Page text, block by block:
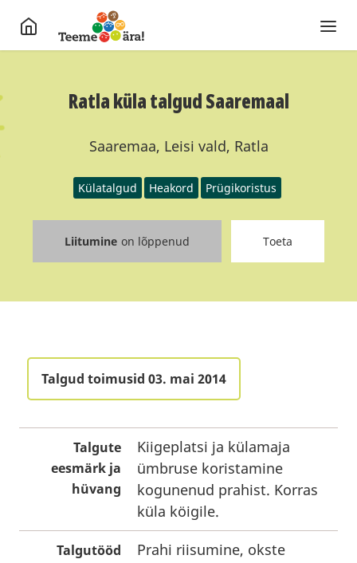
Ratla küla talgud Saaremaal
Saaremaa, Leisi vald, Ratla
Külatalgud Heakord Prügikoristus
Liitumine on lõppenud Toeta
Talgud toimusid 03. mai 2014
Talgute
eesmärk ja
hüvang
Kiigeplatsi ja külamaja
ümbruse koristamine
kogunenud prahist. Korras
küla köigile.
Talgutööd
Prahi riisumine, okste